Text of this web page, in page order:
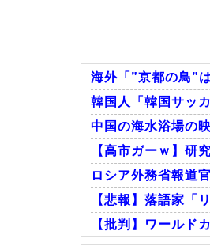
海外「”京都の鳥”
韓国人「韓国サッ
中国の海水浴場の
【高市ガーｗ】研
ロシア外務省報道
【悲報】落語家「
【批判】ワールド